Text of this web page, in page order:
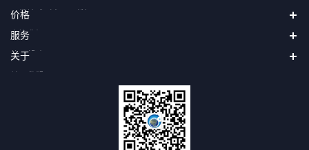
四维地球（中国四维）
天地图
二十一世纪空间
吉林一号（长光卫星）
价格
直接升级VIP
购买奥维币再用奥维币升级VIP
申请发票
服务
使用帮助
第三方接口
关于